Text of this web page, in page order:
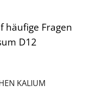
häufige Fragen
D12
KALIUM